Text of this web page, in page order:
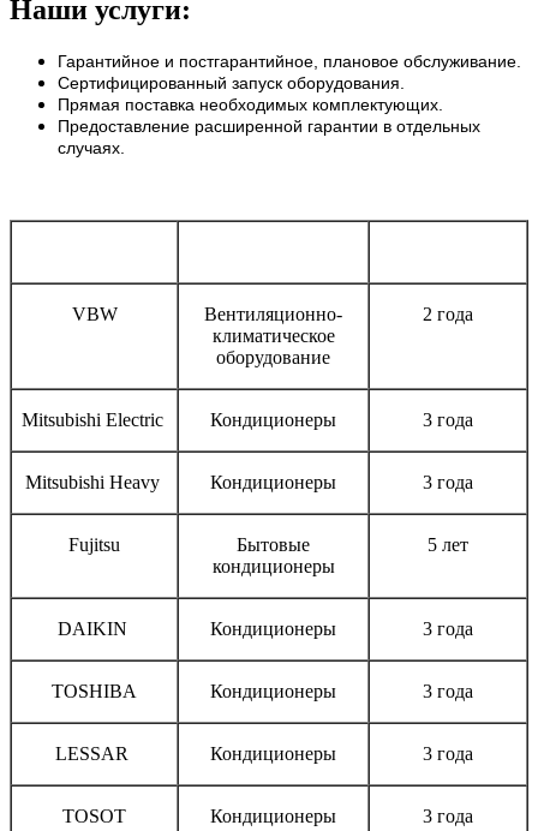
Наши услуги:
Гарантийное и постгарантийное, плановое обслуживание.
Сертифицированный запуск оборудования.
Прямая поставка необходимых комплектующих.
Предоставление расширенной гарантии в отдельных
случаях.
VBW
Вентиляционно-
климатическое
оборудование
2 года
Mitsubishi Electric Кондиционеры 3 года
Mitsubishi Heavy Кондиционеры 3 года
Fujitsu
Бытовые
кондиционеры
5 лет
DAIKIN Кондиционеры 3 года
TOSHIBA Кондиционеры 3 года
LESSAR Кондиционеры 3 года
TOSOT Кондиционеры 3 года